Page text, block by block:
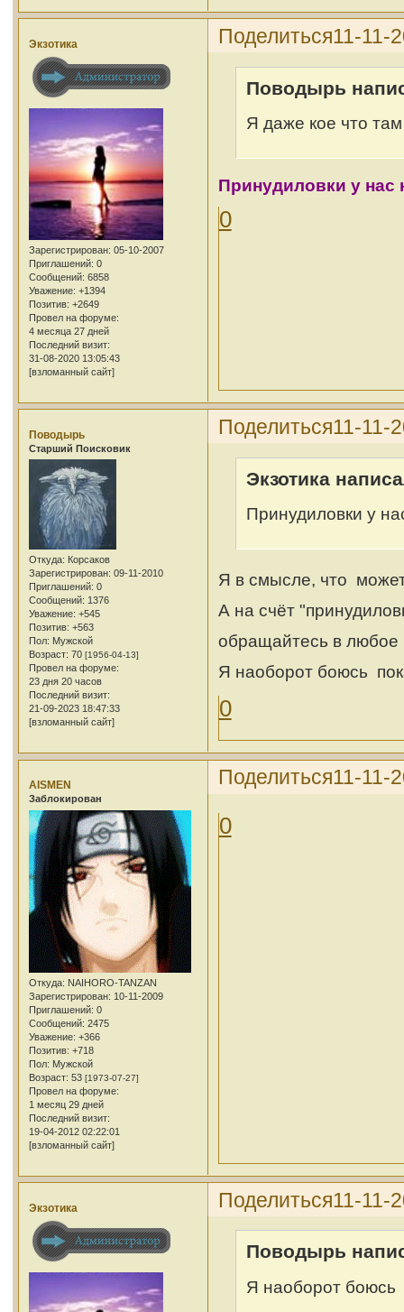
Поделиться11-11-
Экзотика
Зарегистрирован: 05-10-2007
Приглашений: 0
Сообщений: 6858
Уважение: +1394
Позитив: +2649
Провел на форуме:
4 месяца 27 дней
Последний визит:
31-08-2020 13:05:43
[взломанный сайт]
Поводырь
Я даже кое что
Принудиловки у нас
0
Поделиться11-11-
Поводырь
Cтарший Поисковик
Откуда: Корсаков
Зарегистрирован: 09-11-2010
Приглашений: 0
Сообщений: 1376
Уважение: +545
Позитив: +563
Пол: Мужской
Возраст: 70 [1956-04-13]
Провел на форуме:
23 дня 20 часов
Последний визит:
21-09-2023 18:47:33
[взломанный сайт]
Экзотика
Принудиловки у
Я в смысле, что
А на счёт
обращайтесь в любое
Я наоборот боюсь
0
Поделиться11-11-
AISMEN
Заблокирован
Откуда: NAIHORO-TANZAN
Зарегистрирован: 10-11-2009
Приглашений: 0
Сообщений: 2475
Уважение: +366
Позитив: +718
Пол: Мужской
Возраст: 53 [1973-07-27]
Провел на форуме:
1 месяц 29 дней
Последний визит:
19-04-2012 02:22:01
[взломанный сайт]
0
Поделиться11-11-
Экзотика
Поводырь
Я наоборот боюсь